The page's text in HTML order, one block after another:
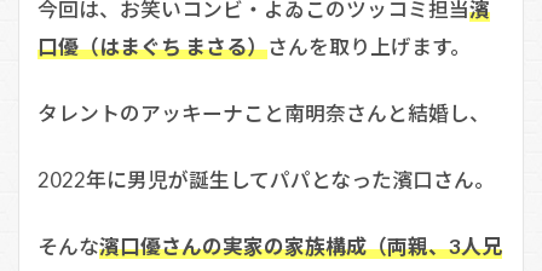
今回は、お笑いコンビ・よゐこのツッコミ担当濱
口優（はまぐち まさる）さんを取り上げます。
タレントのアッキーナこと南明奈さんと結婚し、
2022年に男児が誕生してパパとなった濱口さん。
そんな濱口優さんの実家の家族構成（両親、3人兄